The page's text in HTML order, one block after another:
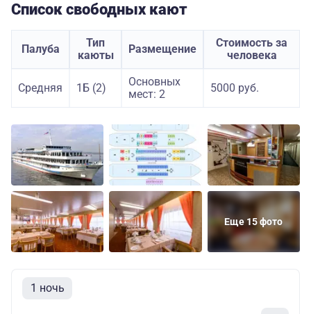
Список свободных кают
Палуба
Тип
каюты
Размещение
Стоимость за
человека
Средняя 1Б (2)
Основных
мест: 2
5000 руб.
Еще 15 фото
1 ночь